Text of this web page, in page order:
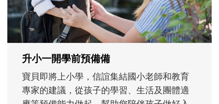
大。從給予安全感的肢體遊戲，到獨立自
主、角色認同及解決問題的能力養成。爸爸
正嘗試用不同的模樣，參與孩子每個重要的